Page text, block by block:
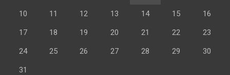
10 11 12 13 14 15 16
17 18 19 20 21 22 23
24 25 26 27 28 29 30
31